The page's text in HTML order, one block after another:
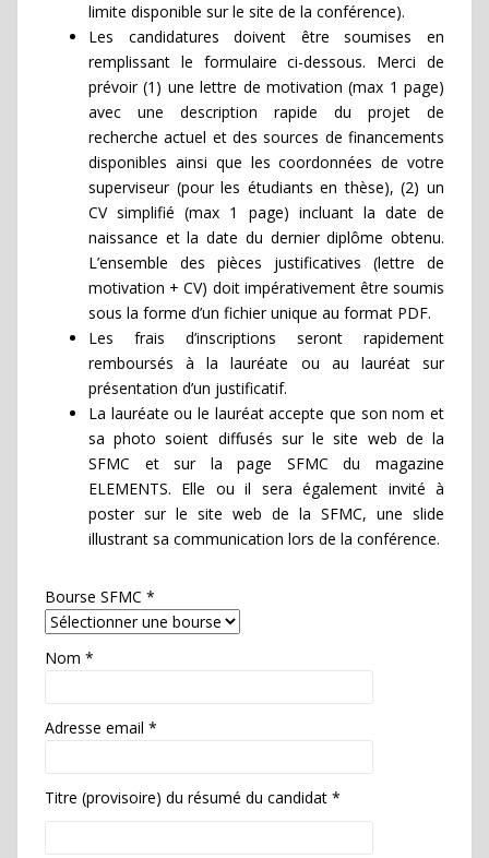
limite disponible sur le site de la conférence).
Les candidatures doivent être soumises en
remplissant le formulaire ci-dessous. Merci de
prévoir (1) une lettre de motivation (max 1 page)
avec une description rapide du projet de
recherche actuel et des sources de financements
disponibles ainsi que les coordonnées de votre
superviseur (pour les étudiants en thèse), (2) un
CV simplifié (max 1 page) incluant la date de
naissance et la date du dernier diplôme obtenu.
L’ensemble des pièces justificatives (lettre de
motivation + CV) doit impérativement être soumis
sous la forme d’un fichier unique au format PDF.
Les frais d’inscriptions seront rapidement
remboursés à la lauréate ou au lauréat sur
présentation d’un justificatif.
La lauréate ou le lauréat accepte que son nom et
sa photo soient diffusés sur le site web de la
SFMC et sur la page SFMC du magazine
ELEMENTS. Elle ou il sera également invité à
poster sur le site web de la SFMC, une slide
illustrant sa communication lors de la conférence.
Bourse SFMC *
Nom *
Adresse email *
Titre (provisoire) du résumé du candidat *